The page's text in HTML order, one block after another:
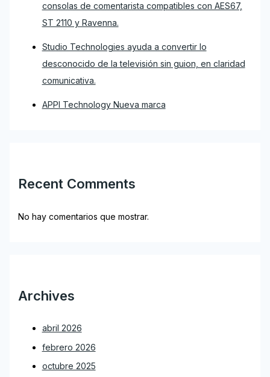
consolas de comentarista compatibles con AES67,
ST 2110 y Ravenna.
Studio Technologies ayuda a convertir lo
desconocido de la televisión sin guion, en claridad
comunicativa.
APPI Technology Nueva marca
Recent Comments
No hay comentarios que mostrar.
Archives
abril 2026
febrero 2026
octubre 2025